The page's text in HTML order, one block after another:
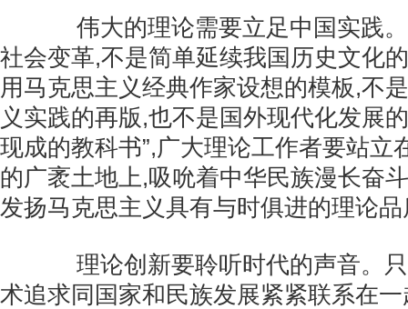
伟大的理论需要立足中国实践。
社会变革,不是简单延续我国历史文化
用马克思主义经典作家设想的模板,不
义实践的再版,也不是国外现代化发展
现成的教科书”,广大理论工作者要站立
的广袤土地上,吸吮着中华民族漫长奋
发扬马克思主义具有与时俱进的理论
理论创新要聆听时代的声音。只
术追求同国家和民族发展紧紧联系在